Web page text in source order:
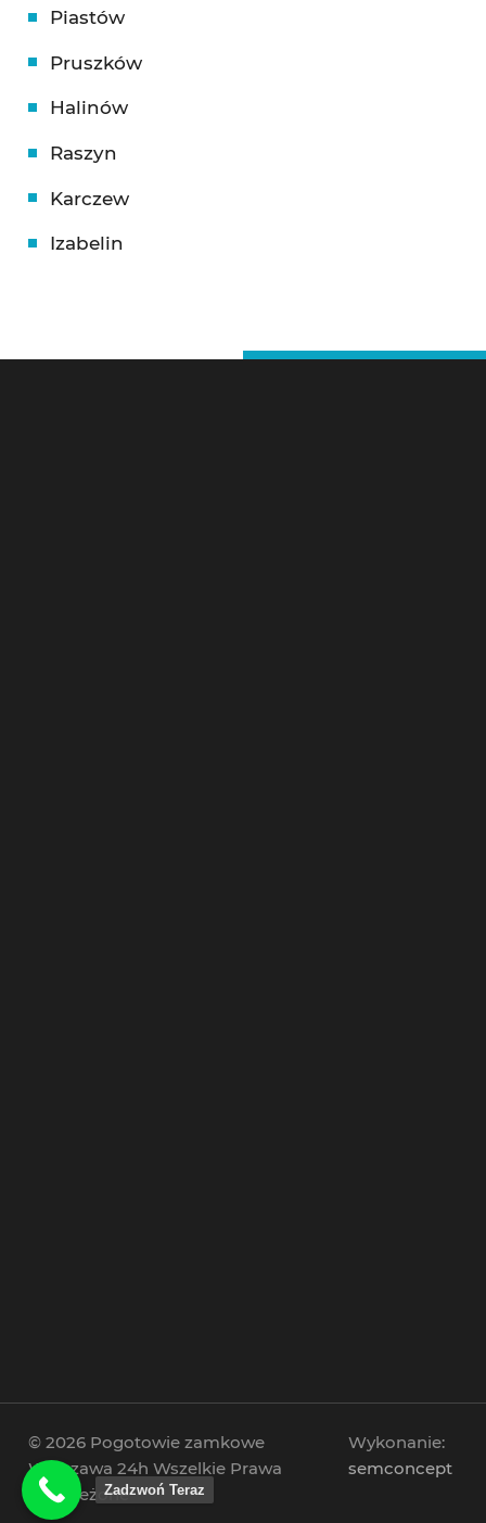
Piastów
Pruszków
Halinów
Raszyn
Karczew
Izabelin
© 2026 Pogotowie zamkowe
Warszawa 24h Wszelkie Prawa
Zastrzeżone
Wykonanie:
semconcept
Zadzwoń Teraz